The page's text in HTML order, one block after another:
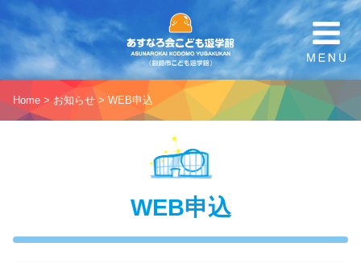
Home > お知らせ > WEB申込
WEB申込